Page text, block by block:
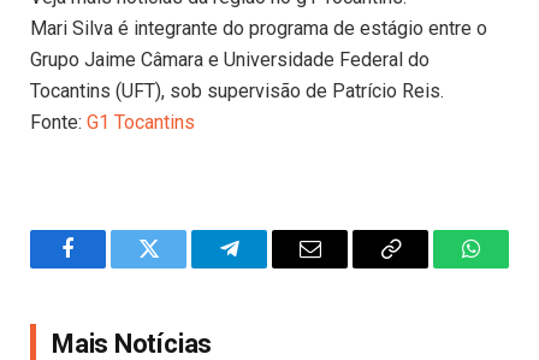
Mari Silva é integrante do programa de estágio entre o
Grupo Jaime Câmara e Universidade Federal do
Tocantins (UFT), sob supervisão de Patrício Reis.
Fonte: G1 Tocantins
FacebookTwitter TelegramEmail
Copy
Mais Notícias